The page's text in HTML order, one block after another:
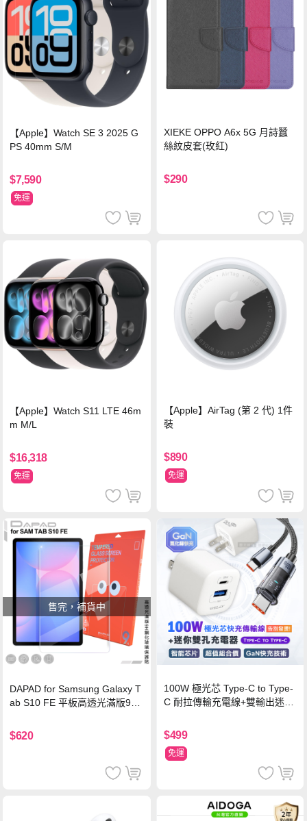
【Apple】Watch SE 3 2025 G
PS 40mm S/M
$7,590
免運
XIEKE OPPO A6x 5G 月詩蠶
絲紋皮套(玫紅)
$290
【Apple】Watch S11 LTE 46m
m M/L
$16,318
免運
【Apple】AirTag (第 2 代) 1件
裝
$890
免運
售完，補貨中
DAPAD for Samsung Galaxy T
ab S10 FE 平板高透光滿版9H
$620
100W 極光芯 Type-C to Type-
C 耐拉傳輸充電線+雙輸出迷你
$499
免運